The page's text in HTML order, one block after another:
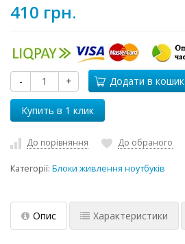
410 грн.
- + Додати в кошик
До порівняння До обраного
Категорії: Блоки живлення ноутбуків
Опис Характеристики